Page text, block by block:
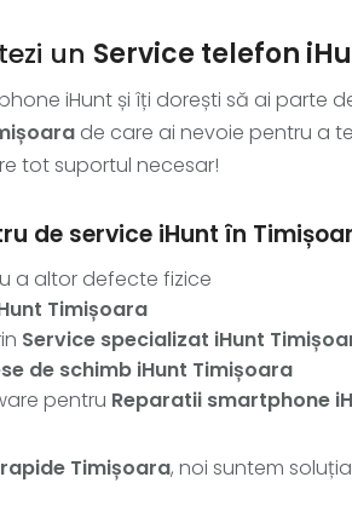
un Service telefon
iHunt și îți dorești să ai parte
de care ai nevoie pentru a
tot suportul necesar!
de service iHunt în
a altor defecte fizice
Timișoara
Service specializat iHunt
de schimb iHunt Timișoara
pentru Reparatii smartphone
Timișoara, noi suntem